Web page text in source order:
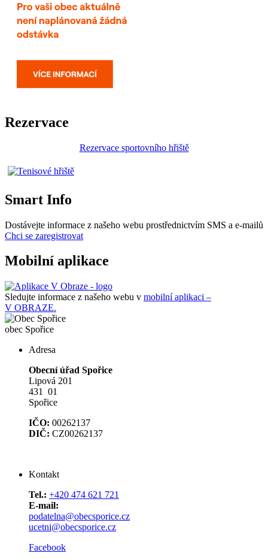
Rezervace
Rezervace sportovního hřiště
Smart Info
Dostávejte informace z našeho webu prostřednictvím SMS a e-mailů
Chci se zaregistrovat
Mobilní aplikace
Sledujte informace z našeho webu v mobilní aplikaci –
V OBRAZE.
obec Spořice
Adresa
Obecní úřad Spořice
Lipová 201
431 01
Spořice
IČO: 00262137
DIČ: CZ00262137
Kontakt
Tel.: +420 474 621 721
E-mail:
podatelna@obecsporice.cz
ucetni@obecsporice.cz
Facebook